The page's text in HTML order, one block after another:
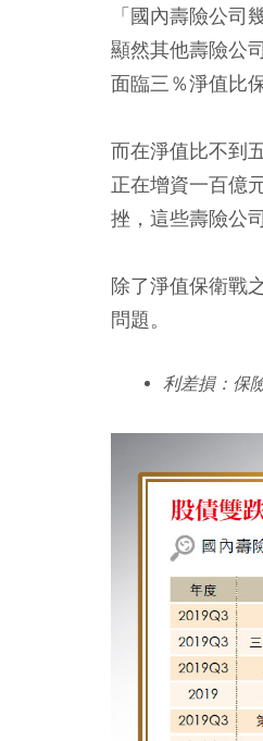
「國內壽險公司
顯然其他壽險公
面臨三％淨值比
而在淨值比不到
正在增資一百億
挫，這些壽險公
除了淨值保衛戰
問題。
利差損： 保